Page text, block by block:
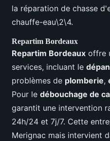
la réparation de chasse
chauffe-eau\2\4.
Repartim Bordeaux
Repartim Bordeaux offre
services, incluant le
problèmes de plomberie,
Pour le débouchage de
garantit une intervention
24h/24 et 7j/7. Cette
Merignac mais intervient